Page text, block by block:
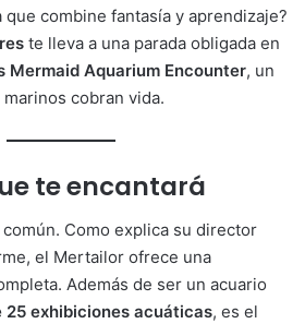
que combine fantasía y aprendizaje?
te lleva a una parada obligada en
Mermaid Aquarium Encounter, un
cobran vida.
te encantará
Como explica su director
el Mertailor ofrece una
Además de ser un acuario
25 exhibiciones acuáticas, es el